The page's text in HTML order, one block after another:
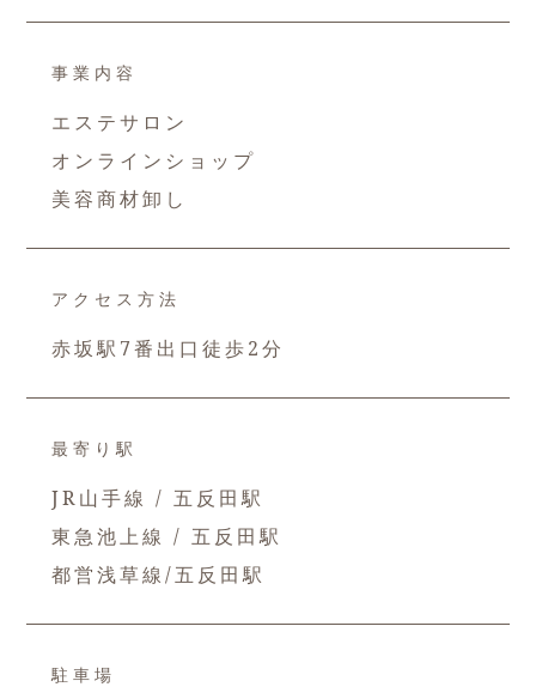
事業内容
エステサロン
オンラインショップ
美容商材卸し
アクセス方法
赤坂駅7番出口徒歩2分
最寄り駅
JR山手線 / 五反田駅
東急池上線 / 五反田駅
都営浅草線/五反田駅
駐車場